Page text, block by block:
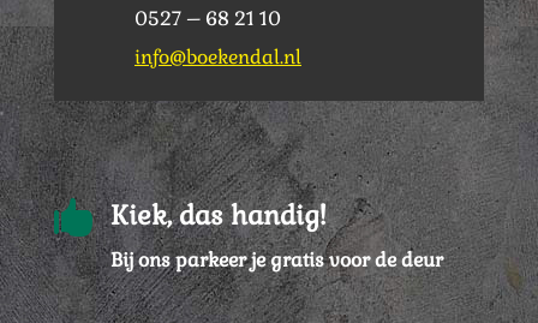
0527 – 68 21 10
info@boekendal.nl
 Kiek, das handig!
Bij ons parkeer je gratis voor de deur